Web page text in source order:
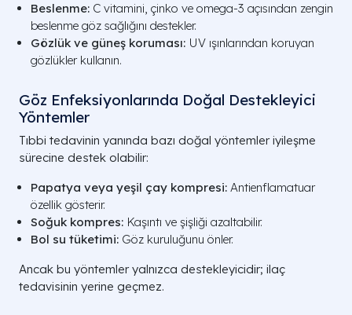
Beslenme: C vitamini, çinko ve omega-3 açısından zengin
beslenme göz sağlığını destekler.
Gözlük ve güneş koruması: UV ışınlarından koruyan
gözlükler kullanın.
Göz Enfeksiyonlarında Doğal Destekleyici
Yöntemler
Tıbbi tedavinin yanında bazı doğal yöntemler iyileşme
sürecine destek olabilir:
Papatya veya yeşil çay kompresi: Antienflamatuar
özellik gösterir.
Soğuk kompres: Kaşıntı ve şişliği azaltabilir.
Bol su tüketimi: Göz kuruluğunu önler.
Ancak bu yöntemler yalnızca destekleyicidir; ilaç
tedavisinin yerine geçmez.